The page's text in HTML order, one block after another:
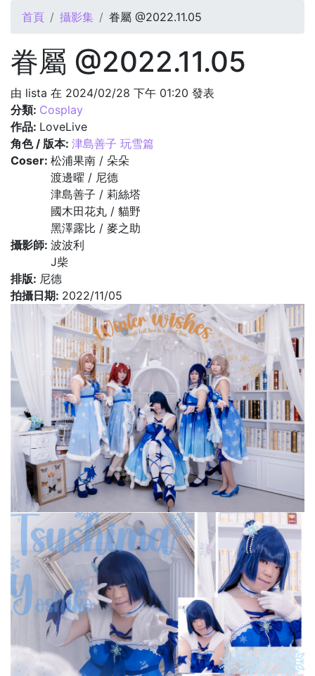
您在這裡
首頁 攝影集 眷屬 @2022.11.05
眷屬 @2022.11.05
由 lista 在 2024/02/28 下午 01:20 發表
分類: Cosplay
作品: LoveLive
角色 / 版本: 津島善子 玩雪篇
Coser: 松浦果南 / 朵朵
渡邊曜 / 尼德
津島善子 / 莉絲塔
國木田花丸 / 貓野
黑澤露比 / 麥之助
攝影師: 波波利
J柴
排版: 尼德
拍攝日期: 2022/11/05